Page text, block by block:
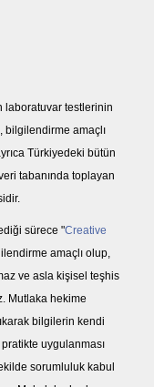
laboratuvar testlerinin
bilgilendirme amaçlı
Türkiyedeki bütün
tabanında toplayan
sürece "Creative
amaçlı olup,
ve asla kişisel teşhis
Mutlaka hekime
bilgilerin kendi
uygulanması
sorumluluk kabul